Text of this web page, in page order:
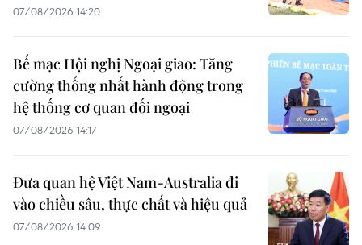
07/08/2026 14:20
Bế mạc Hội nghị Ngoại giao: Tăng
cường thống nhất hành động trong
hệ thống cơ quan đối ngoại
07/08/2026 14:17
Đưa quan hệ Việt Nam-Australia đi
vào chiều sâu, thực chất và hiệu quả
07/08/2026 14:09